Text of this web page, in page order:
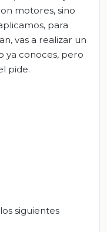
motores, sino
para
vas a realizar un
ya conoces, pero
pide.
siguientes